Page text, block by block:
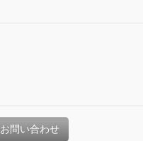
お問い合わせ